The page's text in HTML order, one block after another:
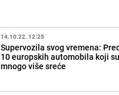
14.10.22. 12:25
Supervozila svog vremena:
10 europskih automobila koji
mnogo više sreće